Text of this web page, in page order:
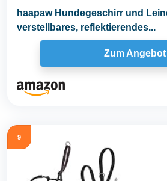
haapaw Hundegeschirr und
verstellbares, reflektierendes...
Zum Angebot
9